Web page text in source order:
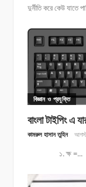
দুর্নীতি করে কেউ যাতে
বিজ্ঞান ও প্রযুক্তি
বাংলা টাইপিং এ
কামরুল হাসান তুহিন
১. ক্ষ =...